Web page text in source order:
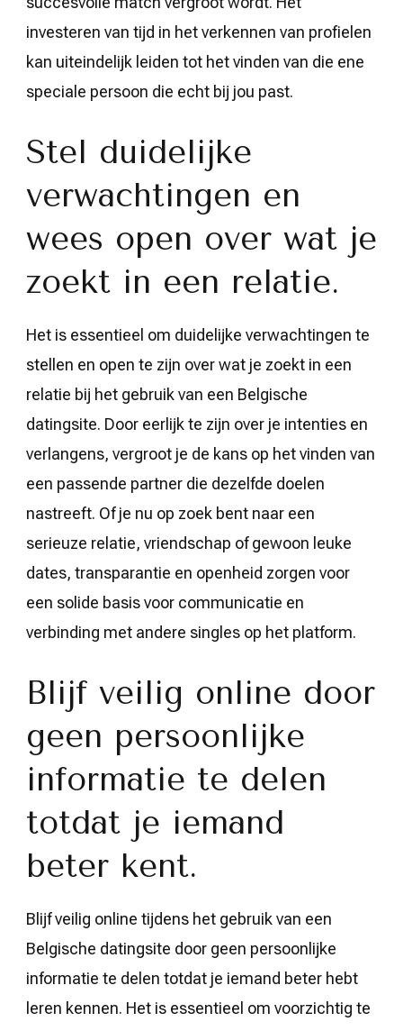
investeren van tijd in het verkennen van profielen
kan uiteindelijk leiden tot het vinden van die ene
speciale persoon die echt bij jou past.
Stel duidelijke
verwachtingen en
wees open over wat je
zoekt in een relatie.
Het is essentieel om duidelijke verwachtingen te
stellen en open te zijn over wat je zoekt in een
relatie bij het gebruik van een Belgische
datingsite. Door eerlijk te zijn over je intenties en
verlangens, vergroot je de kans op het vinden van
een passende partner die dezelfde doelen
nastreeft. Of je nu op zoek bent naar een
serieuze relatie, vriendschap of gewoon leuke
dates, transparantie en openheid zorgen voor
een solide basis voor communicatie en
verbinding met andere singles op het platform.
Blijf veilig online door
geen persoonlijke
informatie te delen
totdat je iemand
beter kent.
Blijf veilig online tijdens het gebruik van een
Belgische datingsite door geen persoonlijke
informatie te delen totdat je iemand beter hebt
leren kennen. Het is essentieel om voorzichtig te